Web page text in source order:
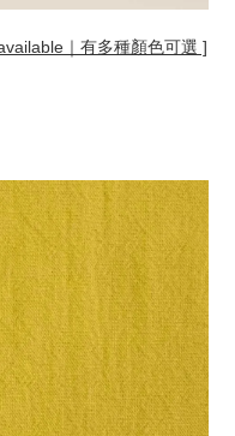
｜有多種顏色可選 ]